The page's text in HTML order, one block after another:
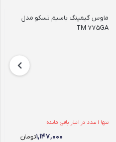
ماوس گیمینگ باسیم تسکو مدل
TM 775GA
تنها 1 عدد در انبار باقی مانده
۱,۱۴۷,۰۰۰تومان